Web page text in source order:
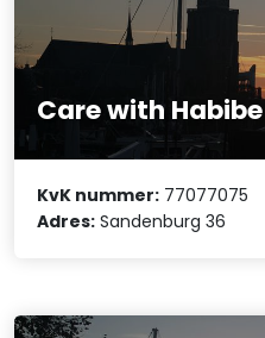
Care with Habibe
KvK nummer: 77077075
Adres: Sandenburg 36